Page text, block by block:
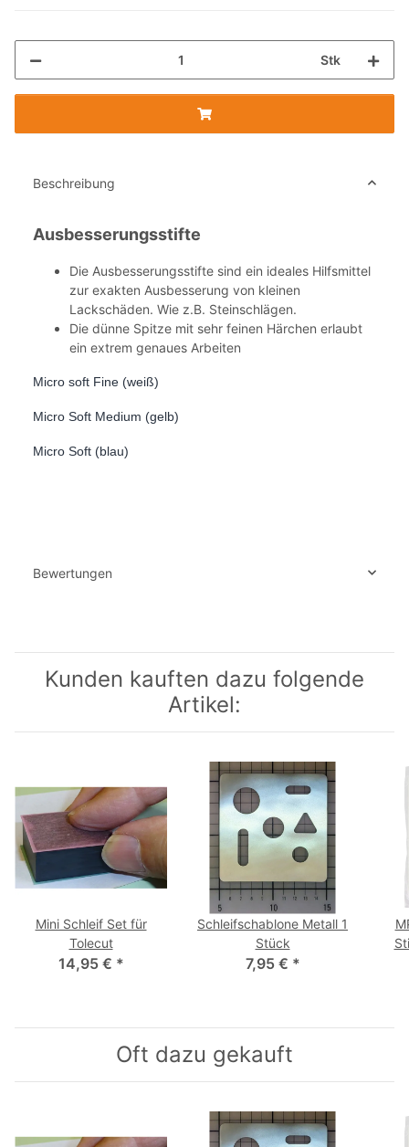
Stk
Beschreibung
Ausbesserungsstifte
Die Ausbesserungsstifte sind ein ideales Hilfsmittel
zur exakten Ausbesserung von kleinen
Lackschäden. Wie z.B. Steinschlägen.
Die dünne Spitze mit sehr feinen Härchen erlaubt
ein extrem genaues Arbeiten
Micro soft Fine (weiß)
Micro Soft Medium (gelb)
Micro Soft (blau)
Bewertungen
Kunden kauften dazu folgende
Artikel:
Mini Schleif Set für
Tolecut
14,95 € *
Schleifschablone Metall 1
Stück
7,95 € *
Oft dazu gekauft